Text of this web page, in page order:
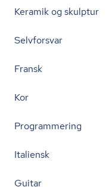
Keramik og skulptur
Selvforsvar
Fransk
Kor
Programmering
Italiensk
Guitar